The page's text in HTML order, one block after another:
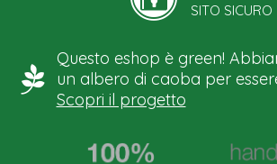
SITO SICURO
Questo eshop è green!
un albero di caoba per
Scopri il progetto